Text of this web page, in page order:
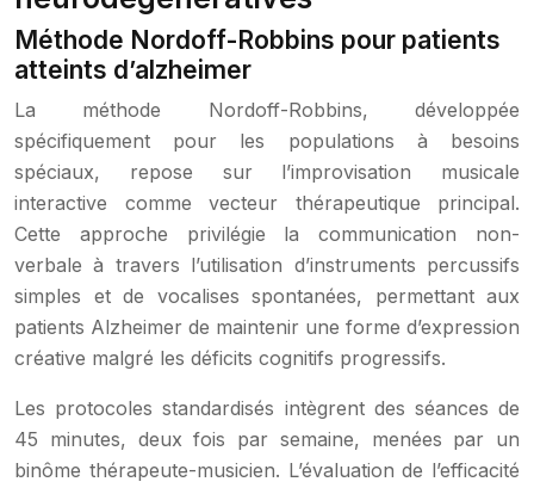
Méthode Nordoff-Robbins pour patients
atteints d’alzheimer
La méthode Nordoff-Robbins, développée
spécifiquement pour les populations à besoins
spéciaux, repose sur l’improvisation musicale
interactive comme vecteur thérapeutique principal.
Cette approche privilégie la communication non-
verbale à travers l’utilisation d’instruments percussifs
simples et de vocalises spontanées, permettant aux
patients Alzheimer de maintenir une forme d’expression
créative malgré les déficits cognitifs progressifs.
Les protocoles standardisés intègrent des séances de
45 minutes, deux fois par semaine, menées par un
binôme thérapeute-musicien. L’évaluation de l’efficacité